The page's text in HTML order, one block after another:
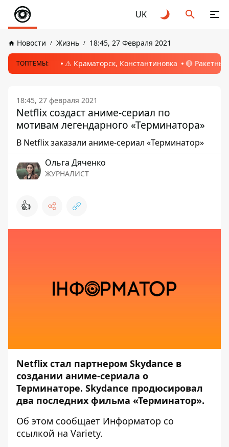
UK
Новости Жизнь 18:45, 27 Февраля 2021
ТОПТЕМЫ: ⚠️ Краматорск, Константиновка 🔴
18:45, 27 февраля 2021
Netflix создаст аниме-сериал по
мотивам легендарного «Терминатора»
В Netflix заказали аниме-сериал «Терминатор»
Ольга Дяченко
ЖУРНАЛИСТ
👍
Netflix стал партнером Skydance в
создании аниме-сериала о
Терминаторе. Skydance продюсировал
два последних фильма «Терминатор».
Об этом сообщает Информатор со
ссылкой на Variety.